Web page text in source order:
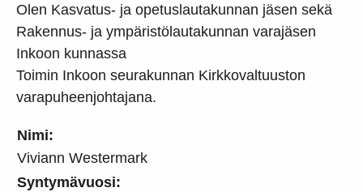
Nimi:
Viviann Westermark
Syntymävuosi:
Olen Kasvatus- ja opetuslautakunnan jäsen sekä
Rakennus- ja ympäristölautakunnan varajäsen
Inkoon kunnassa
Toimin Inkoon seurakunnan Kirkkovaltuuston
varapuheenjohtajana.